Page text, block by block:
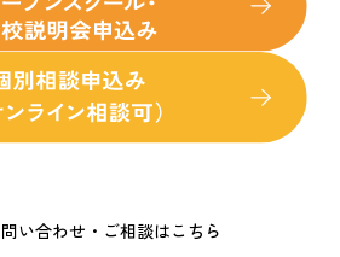
い合わせ・ご相談はこちら